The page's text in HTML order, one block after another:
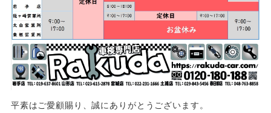
平素はご愛顧賜り、誠にありがとうございます。